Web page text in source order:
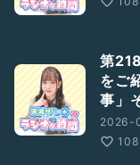
第
をご
事」
2026-